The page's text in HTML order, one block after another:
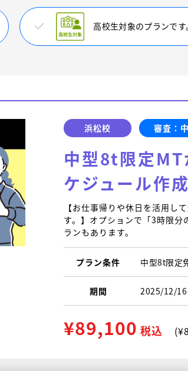
高校生対象のプランです。
浜松校 審査：
中型8t限定MT
ケジュール作
【お仕事帰りや休日を活用し
す。】オプションで「3時限
ランもあります。
プラン条件 中型8t限定
期間 2025/12/
¥89,100 税込